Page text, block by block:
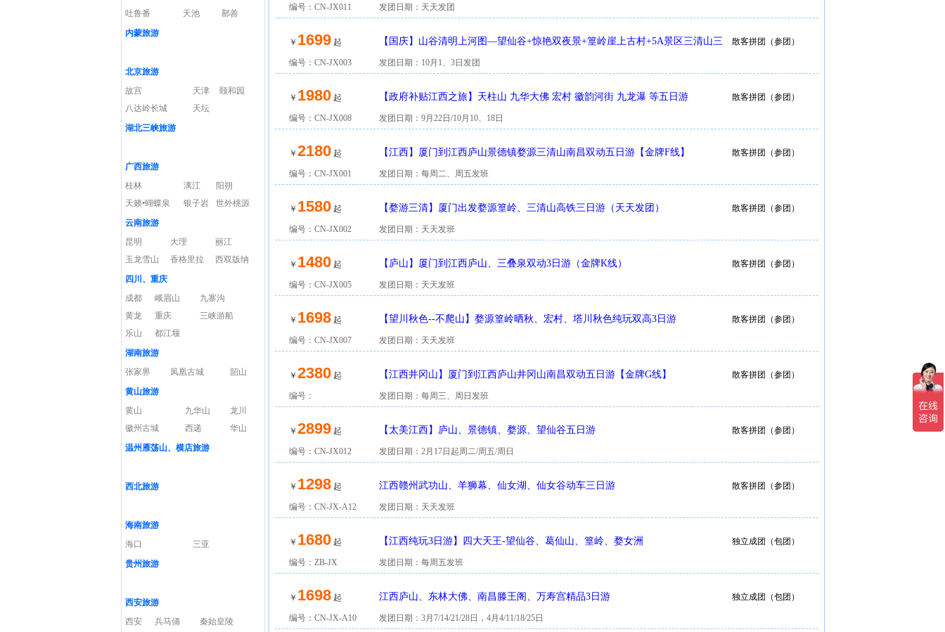
吐鲁番
天池
鄯善
内蒙旅游
北京旅游
故宫
天津
颐和园
八达岭长城
天坛
湖北三峡旅游
广西旅游
桂林
漓江
阳朔
天籁•蝴蝶泉
银子岩
世外桃源
云南旅游
昆明
大理
丽江
玉龙雪山
香格里拉
西双版纳
四川、重庆
成都
峨眉山
九寨沟
黄龙
重庆
三峡游船
乐山
都江堰
湖南旅游
张家界
凤凰古城
韶山
黄山旅游
黄山
九华山
龙川
徽州古城
西递
华山
温州雁荡山、横店旅游
西北旅游
海南旅游
海口
三亚
贵州旅游
西安旅游
西安
兵马俑
秦始皇陵
编号：CN-JX011 发团日期：天天发团
￥ 1699起
【国庆】山谷清明上河图—望仙谷+惊艳双夜景+篁岭崖上古村+5A景区三清山三
日游
散客拼团（参团）
编号：CN-JX003 发团日期：10月1、3日发团
￥ 1980起 【政府补贴江西之旅】天柱山 九华大佛 宏村 徽韵河街 九龙瀑 等五日游 散客拼团（参团）
编号：CN-JX008 发团日期：9月22日/10月10、18日
￥ 2180起 【江西】厦门到江西庐山景德镇婺源三清山南昌双动五日游【金牌F线】 散客拼团（参团）
编号：CN-JX001 发团日期：每周二、周五发班
￥ 1580起 【婺游三清】厦门出发婺源篁岭、三清山高铁三日游（天天发团） 散客拼团（参团）
编号：CN-JX002 发团日期：天天发班
￥ 1480起 【庐山】厦门到江西庐山、三叠泉双动3日游（金牌K线） 散客拼团（参团）
编号：CN-JX005 发团日期：天天发班
￥ 1698起 【望川秋色--不爬山】婺源篁岭晒秋、宏村、塔川秋色纯玩双高3日游 散客拼团（参团）
编号：CN-JX007 发团日期：天天发班
￥ 2380起 【江西井冈山】厦门到江西庐山井冈山南昌双动五日游【金牌G线】 散客拼团（参团）
编号： 发团日期：每周三、周日发班
￥ 2899起 【太美江西】庐山、景德镇、婺源、望仙谷五日游 散客拼团（参团）
编号：CN-JX012 发团日期：2月17日起周二/周五/周日
￥ 1298起 江西赣州武功山、羊狮幕、仙女湖、仙女谷动车三日游 散客拼团（参团）
编号：CN-JX-A12 发团日期：天天发班
￥ 1680起 【江西纯玩3日游】四大天王-望仙谷、葛仙山、篁岭、婺女洲 独立成团（包团）
编号：ZB-JX 发团日期：每周五发班
￥ 1698起 江西庐山、东林大佛、南昌滕王阁、万寿宫精品3日游 独立成团（包团）
编号：CN-JX-A10 发团日期：3月7/14/21/28日，4月4/11/18/25日